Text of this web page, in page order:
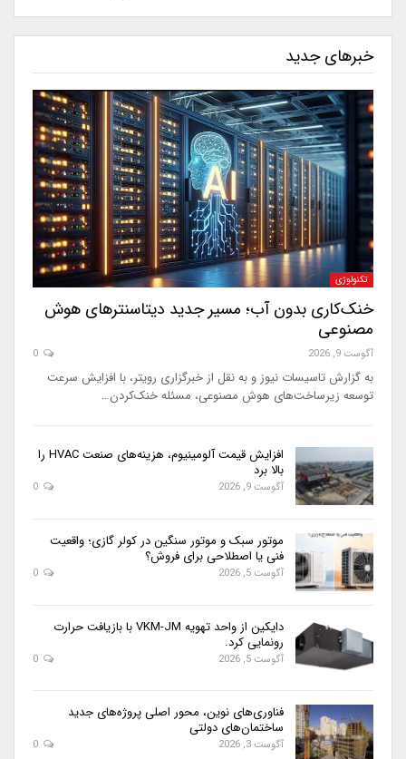
خبرهای جدید
تکنولوژی
خنک‌کاری بدون آب؛ مسیر جدید دیتاسنترهای هوش
مصنوعی
آگوست 9, 2026
به گزارش تاسیسات نیوز و به نقل از خبرگزاری رویتر، با افزایش سرعت
توسعه زیرساخت‌های هوش مصنوعی، مسئله خنک‌کردن…
افزایش قیمت آلومینیوم، هزینه‌های صنعت HVAC را
بالا برد
آگوست 9, 2026
موتور سبک و موتور سنگین در کولر گازی؛ واقعیت
فنی یا اصطلاحی برای فروش؟
آگوست 5, 2026
دایکین از واحد تهویه VKM-JM با بازیافت حرارت
رونمایی کرد.
آگوست 5, 2026
فناوری‌های نوین، محور اصلی پروژه‌های جدید
ساختمان‌های دولتی
آگوست 3, 2026